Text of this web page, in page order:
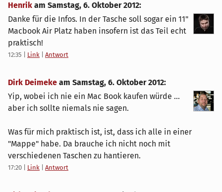
Henrik am Samstag, 6. Oktober 2012:
Danke für die Infos. In der Tasche soll sogar ein 11"
Macbook Air Platz haben insofern ist das Teil echt
praktisch!
12:35 Link Antwort
Dirk Deimeke am Samstag, 6. Oktober 2012:
Yip, wobei ich nie ein Mac Book kaufen würde ...
aber ich sollte niemals nie sagen.
Was für mich praktisch ist, ist, dass ich alle in einer
"Mappe" habe. Da brauche ich nicht noch mit
verschiedenen Taschen zu hantieren.
17:20 Link Antwort